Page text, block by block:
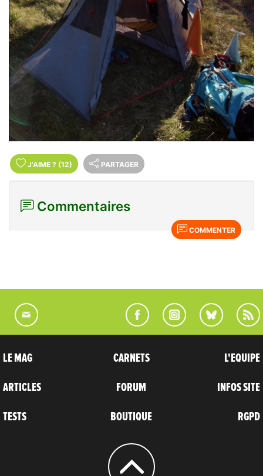
J'AIME ? (12) PARTAGER
Commentaires
COMMENTER
LE MAG
ARTICLES
TESTS
CARNETS
FORUM
BOUTIQUE
L'EQUIPE
INFOS SITE
RGPD